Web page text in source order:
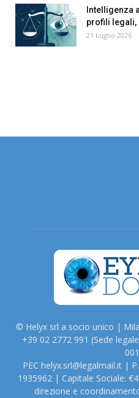
Intelligenza
profili legali,
21 Luglio 2026
© Helyx srl a socio unico |
+39 02 2772 991 (Sede
PEC helyx.srl@legalmail.it |
1935962 | Capitale Sociale:
direzione e